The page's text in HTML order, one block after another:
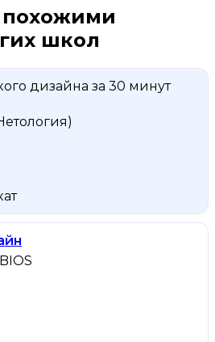
похожими
школ
дизайна за 30 минут